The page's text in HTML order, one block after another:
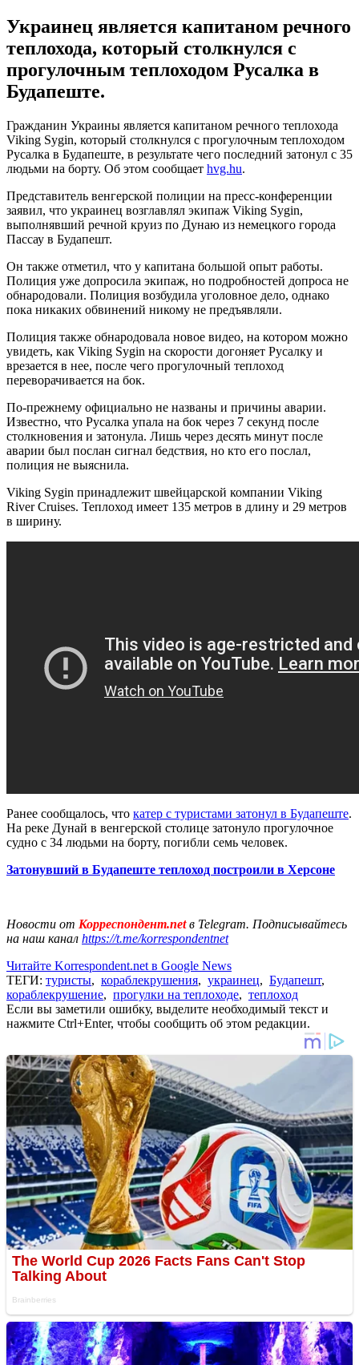
Украинец является капитаном речного
теплохода, который столкнулся с
прогулочным теплоходом Русалка в
Будапеште.
Гражданин Украины является капитаном речного теплохода
Viking Sygin, который столкнулся с прогулочным теплоходом
Русалка в Будапеште, в результате чего последний затонул с 35
людьми на борту. Об этом сообщает hvg.hu.
Представитель венгерской полиции на пресс-конференции
заявил, что украинец возглавлял экипаж Viking Sygin,
выполнявший речной круиз по Дунаю из немецкого города
Пассау в Будапешт.
Он также отметил, что у капитана большой опыт работы.
Полиция уже допросила экипаж, но подробностей допроса не
обнародовали. Полиция возбудила уголовное дело, однако
пока никаких обвинений никому не предъявляли.
Полиция также обнародовала новое видео, на котором можно
увидеть, как Viking Sygin на скорости догоняет Русалку и
врезается в нее, после чего прогулочный теплоход
переворачивается на бок.
По-прежнему официально не названы и причины аварии.
Известно, что Русалка упала на бок через 7 секунд после
столкновения и затонула. Лишь через десять минут после
аварии был послан сигнал бедствия, но кто его послал,
полиция не выяснила.
Viking Sygin принадлежит швейцарской компании Viking
River Cruises. Теплоход имеет 135 метров в длину и 29 метров
в ширину.
Ранее сообщалось, что катер с туристами затонул в Будапеште.
На реке Дунай в венгерской столице затонуло прогулочное
судно с 34 людьми на борту, погибли семь человек.
Затонувший в Будапеште теплоход построили в Херсоне
Новости от Корреспондент.netв Telegram. Подписывайтесь
на наш канал https://t.me/korrespondentnet
Читайте Korrespondent.net в Google News
ТЕГИ: туристы, кораблекрушения, украинец, Будапешт,
кораблекрушение, прогулки на теплоходе, теплоход
Если вы заметили ошибку, выделите необходимый текст и
нажмите Ctrl+Enter, чтобы сообщить об этом редакции.